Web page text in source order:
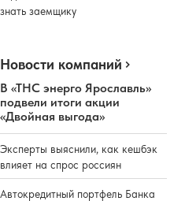
знать заемщику
Новости компаний
В «ТНС энерго Ярославль»
подвели итоги акции
«Двойная выгода»
Эксперты выяснили, как кешбэк
влияет на спрос россиян
Автокредитный портфель Банка